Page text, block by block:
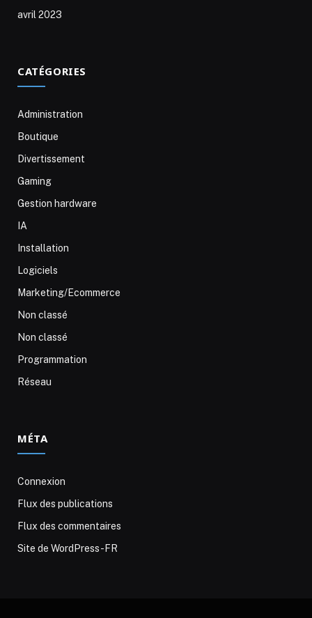
avril 2023
CATÉGORIES
Administration
Boutique
Divertissement
Gaming
Gestion hardware
IA
Installation
Logiciels
Marketing/Ecommerce
Non classé
Non classé
Programmation
Réseau
MÉTA
Connexion
Flux des publications
Flux des commentaires
Site de WordPress-FR